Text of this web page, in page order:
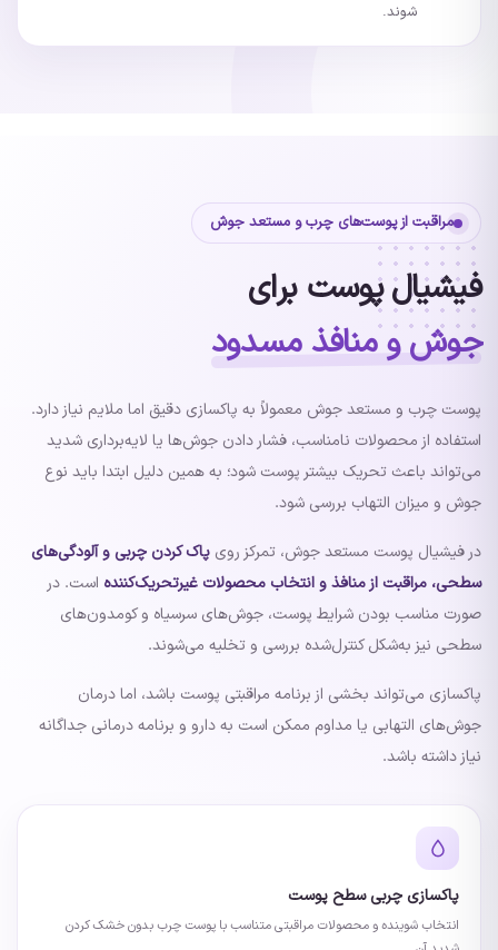
شوند.
مراقبت از پوست‌های چرب و مستعد جوش
فیشیال پوست برای
جوش و منافذ مسدود
پوست چرب و مستعد جوش معمولاً به پاکسازی دقیق اما ملایم نیاز دارد.
استفاده از محصولات نامناسب، فشار دادن جوش‌ها یا لایه‌برداری شدید
می‌تواند باعث تحریک بیشتر پوست شود؛ به همین دلیل ابتدا باید نوع
جوش و میزان التهاب بررسی شود.
در فیشیال پوست مستعد جوش، تمرکز روی پاک کردن چربی و آلودگی‌های
سطحی، مراقبت از منافذ و انتخاب محصولات غیرتحریک‌کننده است. در
صورت مناسب بودن شرایط پوست، جوش‌های سرسیاه و کومدون‌های
سطحی نیز به‌شکل کنترل‌شده بررسی و تخلیه می‌شوند.
پاکسازی می‌تواند بخشی از برنامه مراقبتی پوست باشد، اما درمان
جوش‌های التهابی یا مداوم ممکن است به دارو و برنامه درمانی جداگانه
نیاز داشته باشد.
پاکسازی چربی سطح پوست
انتخاب شوینده و محصولات مراقبتی متناسب با پوست چرب بدون خشک کردن